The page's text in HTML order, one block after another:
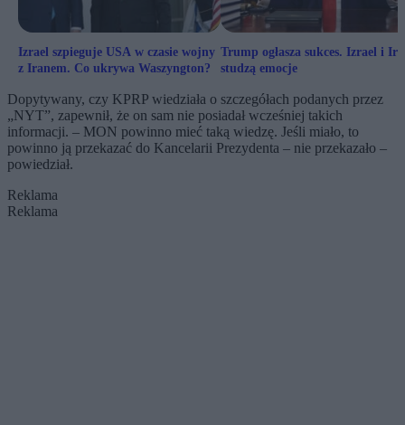
Izrael szpieguje USA w czasie wojny
z Iranem. Co ukrywa Waszyngton?
Trump ogłasza sukces. Izrael i
studzą emocje
Dopytywany, czy KPRP wiedziała o szczegółach podanych przez
„NYT”, zapewnił, że on sam nie posiadał wcześniej takich
informacji. – MON powinno mieć taką wiedzę. Jeśli miało, to
powinno ją przekazać do Kancelarii Prezydenta – nie przekazało –
powiedział.
Reklama
Reklama